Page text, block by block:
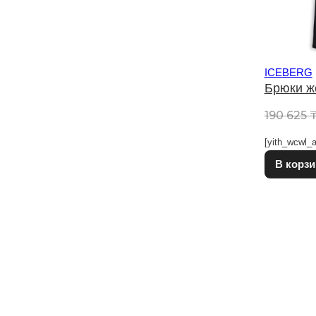
ICEBERG
Брюки
190 625
В